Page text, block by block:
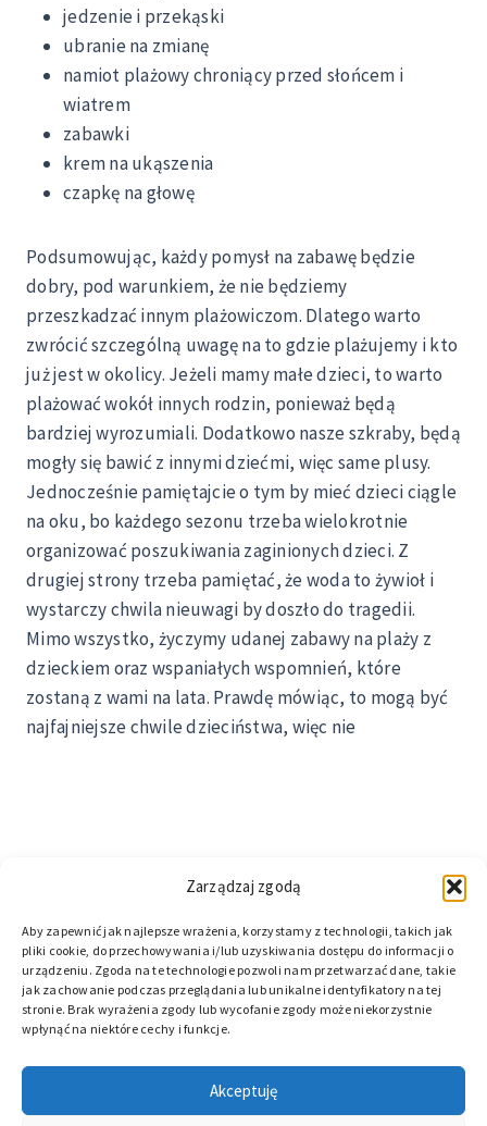
Zarządzaj zgodą
Aby zapewnić jak najlepsze wrażenia, korzystamy z technologii, takich jak
pliki cookie, do przechowywania i/lub uzyskiwania dostępu do informacji o
urządzeniu. Zgoda na te technologie pozwoli nam przetwarzać dane, takie
jak zachowanie podczas przeglądania lub unikalne identyfikatory na tej
stronie. Brak wyrażenia zgody lub wycofanie zgody może niekorzystnie
wpłynąć na niektóre cechy i funkcje.
Akceptuję
jedzenie i przekąski
ubranie na zmianę
namiot plażowy chroniący przed słońcem i
wiatrem
zabawki
krem na ukąszenia
czapkę na głowę
Podsumowując, każdy pomysł na zabawę będzie
dobry, pod warunkiem, że nie będziemy
przeszkadzać innym plażowiczom. Dlatego warto
zwrócić szczególną uwagę na to gdzie plażujemy i kto
już jest w okolicy. Jeżeli mamy małe dzieci, to warto
plażować wokół innych rodzin, ponieważ będą
bardziej wyrozumiali. Dodatkowo nasze szkraby, będą
mogły się bawić z innymi dziećmi, więc same plusy.
Jednocześnie pamiętajcie o tym by mieć dzieci ciągle
na oku, bo każdego sezonu trzeba wielokrotnie
organizować poszukiwania zaginionych dzieci. Z
drugiej strony trzeba pamiętać, że woda to żywioł i
wystarczy chwila nieuwagi by doszło do tragedii.
Mimo wszystko, życzymy udanej zabawy na plaży z
dzieckiem oraz wspaniałych wspomnień, które
zostaną z wami na lata. Prawdę mówiąc, to mogą być
najfajniejsze chwile dzieciństwa, więc nie
© 2026 DZIWNOW.NET. Wszelkie prawa zastrzeżone.
5 pomysłów na brzydką pogodę nad morzem